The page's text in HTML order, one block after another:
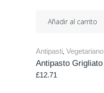
Añadir al carrito
Antipasti, Vegetariano
Antipasto Grigliato
£12.71